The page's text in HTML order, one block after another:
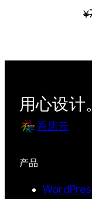
¥
用心设计。
吾店云
产品